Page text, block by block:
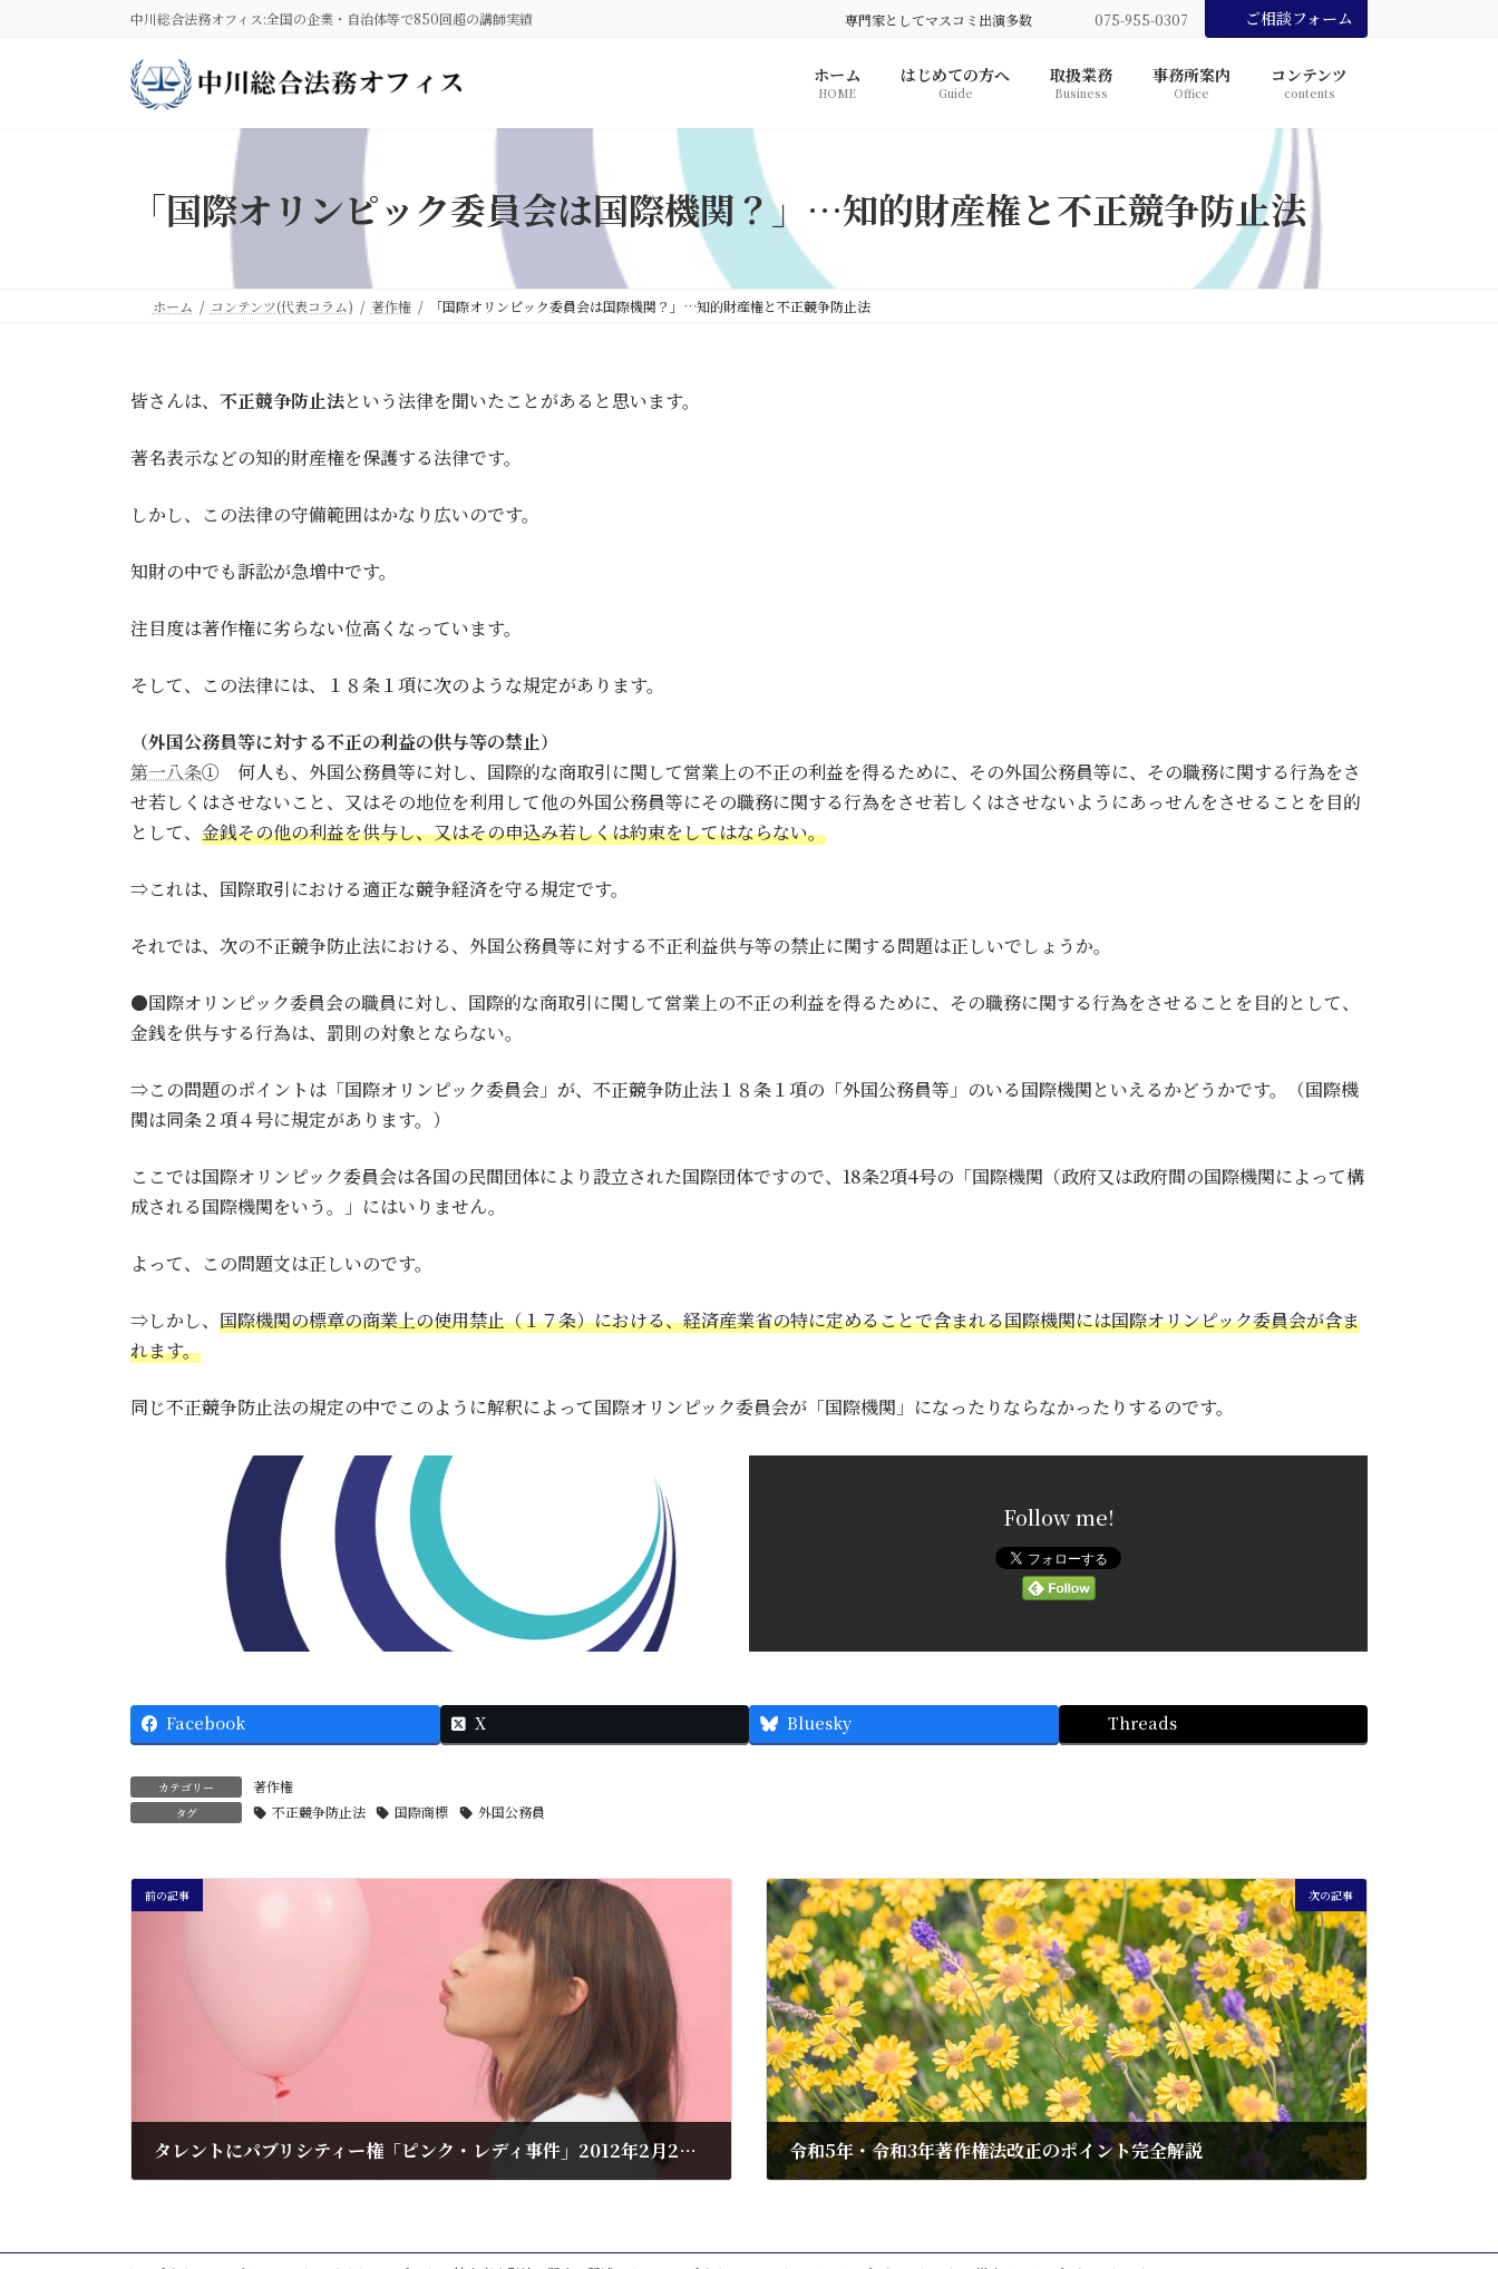
中川総合法務オフィス:全国の企業・自治体等で850回超の講師実績 専門家としてマスコミ出演多数 075-955-0307 ご相談フォーム
ホーム
HOME
はじめての方へ
Guide
取扱業務
Business
事務所案内
Office
コンテンツ
contents
「国際オリンピック委員会は国際機関？」…知的財産権と不正競争防止法
ホーム コンテンツ(代表コラム) 著作権 「国際オリンピック委員会は国際機関？」…知的財産権と不正競争防止法
皆さんは、 不正競争防止法という法律を聞いたことがあると思います。
著名表示などの知的財産権を保護する法律です。
しかし、この法律の守備範囲はかなり広いのです。
知財の中でも訴訟が急増中です。
注目度は著作権に劣らない位高くなっています。
そして、この法律には、１８条１項に次のような規定があります。
（外国公務員等に対する不正の利益の供与等の禁止）
第一八条① 何人も、外国公務員等に対し、国際的な商取引に関して営業上の不正の利益を得るために、その外国公務員等に、その職務に関する行為をさ
せ若しくはさせないこと、又はその地位を利用して他の外国公務員等にその職務に関する行為をさせ若しくはさせないようにあっせんをさせることを目的
として、 金銭その他の利益を供与し、又はその申込み若しくは約束をしてはならない。
⇒これは、国際取引における適正な競争経済を守る規定です。
それでは、次の不正競争防止法における、外国公務員等に対する不正利益供与等の禁止に関する問題は正しいでしょうか。
●国際オリンピック委員会の職員に対し、国際的な商取引に関して営業上の不正の利益を得るために、その職務に関する行為をさせることを目的として、
金銭を供与する行為は、罰則の対象とならない。
⇒この問題のポイントは「国際オリンピック委員会」が、不正競争防止法１８条１項の「外国公務員等」のいる国際機関といえるかどうかです。（国際機
関は同条２項４号に規定があります。）
ここでは国際オリンピック委員会は各国の民間団体により設立された国際団体ですので、18条2項4号の「国際機関（政府又は政府間の国際機関によって構
成される国際機関をいう。」にはいりません。
よって、この問題文は正しいのです。
⇒しかし、 国際機関の標章の商業上の使用禁止（１７条）における、経済産業省の特に定めることで含まれる国際機関には国際オリンピック委員会が含ま
れます。
同じ不正競争防止法の規定の中でこのように解釈によって国際オリンピック委員会が「国際機関」になったりならなかったりするのです。
Follow me!
Facebook X Bluesky Threads
カテゴリー 著作権
タグ 不正競争防止法 国際商標 外国公務員
前の記事
タレントにパブリシティー権「ピンク・レディ事件」2012年2月2日最高裁…ピンク・レディーdeダイエット写真
次の記事
令和5年・令和3年著作権法改正のポイント完全解説